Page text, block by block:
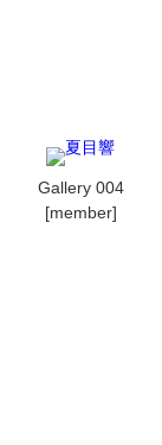
Gallery 004
[member]